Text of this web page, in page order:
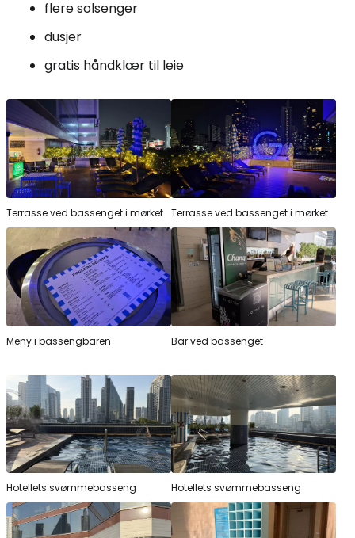
flere solsenger
dusjer
gratis håndklær til leie
Terrasse ved bassenget i mørket Terrasse ved bassenget i mørket
Meny i bassengbaren Bar ved bassenget
Hotellets svømmebasseng Hotellets svømmebasseng